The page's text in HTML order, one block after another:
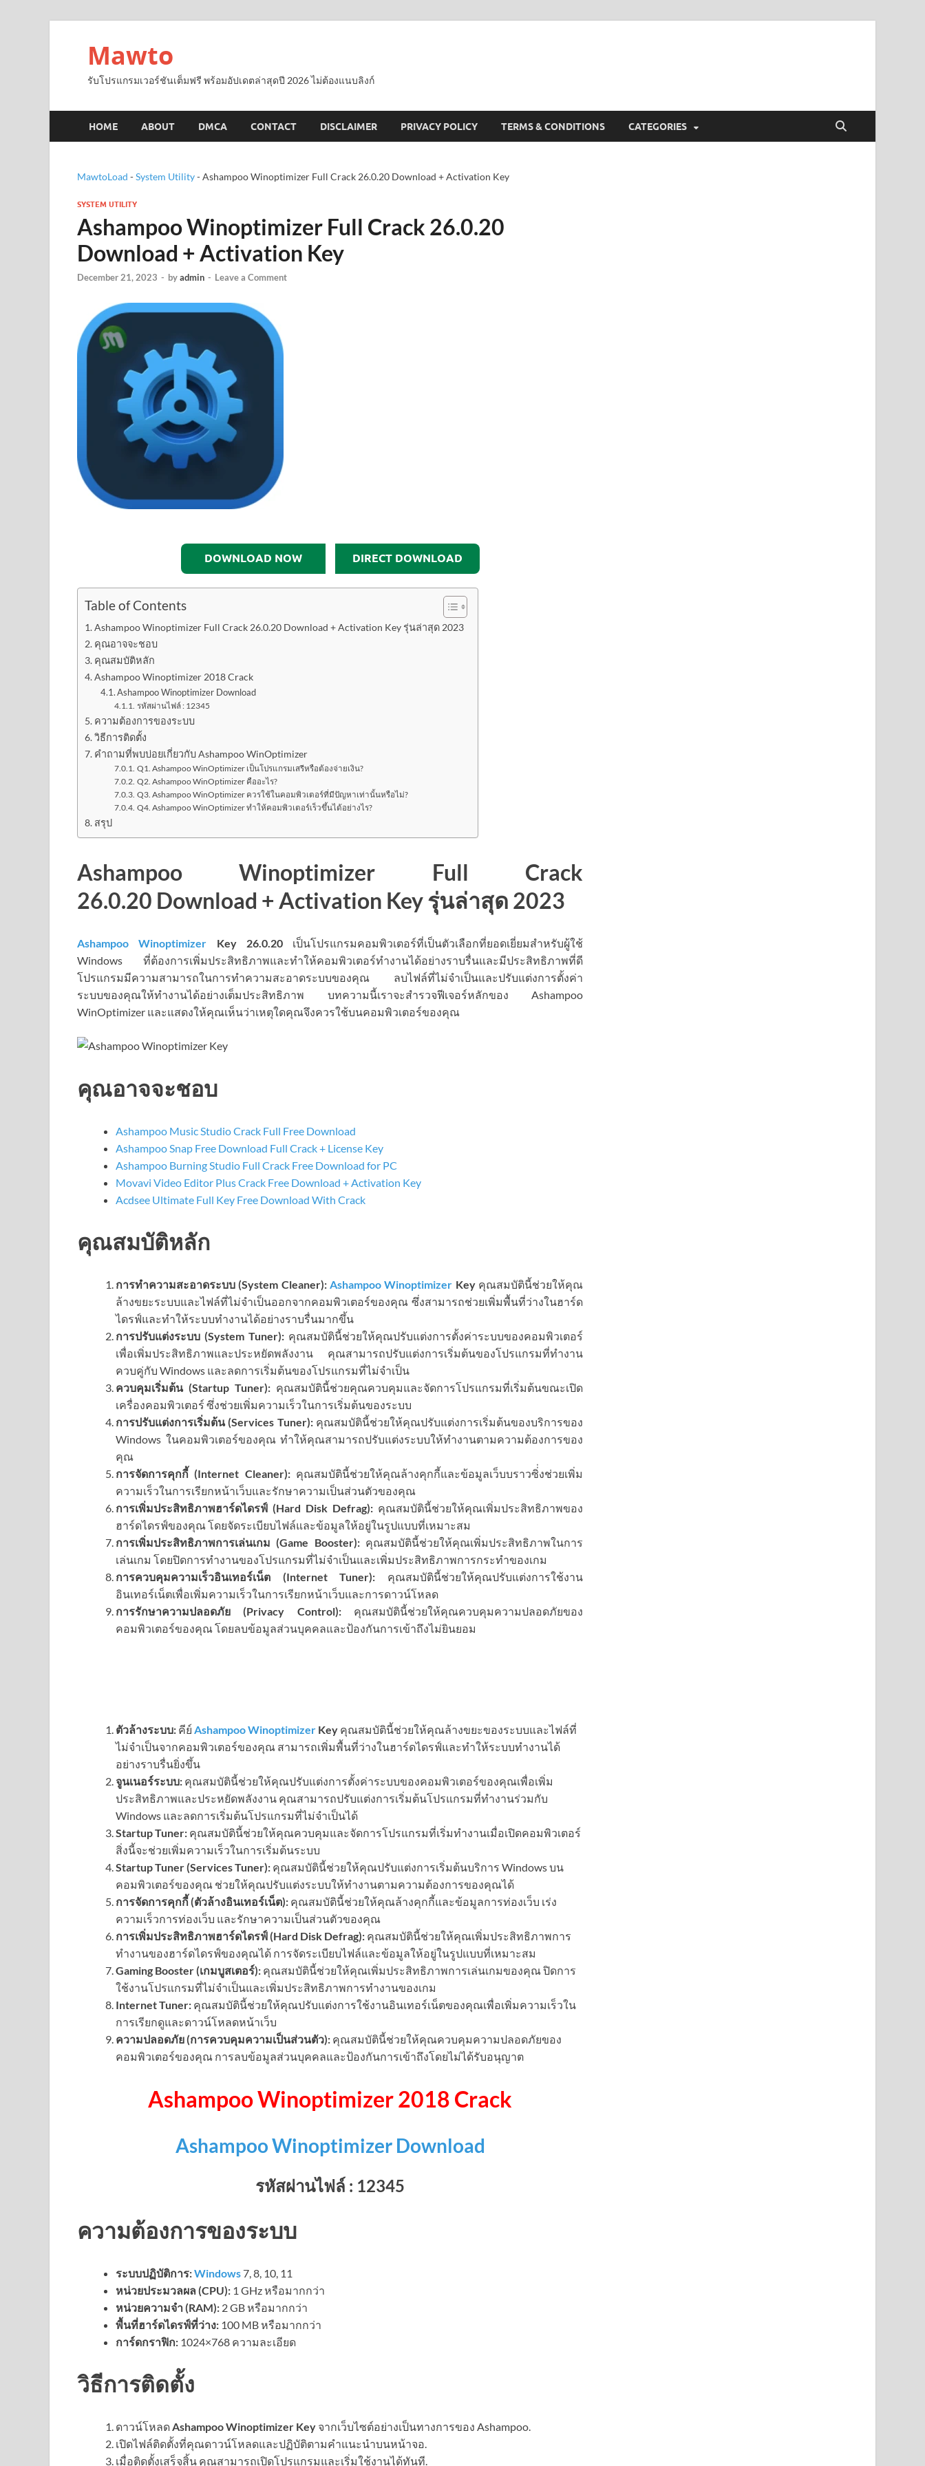
Mawto
รับโปรแกรมเวอร์ชันเต็มฟรี พร้อมอัปเดตล่าสุดปี 2026 ไม่ต้องแนบลิงก์
HOME ABOUT DMCA CONTACT DISCLAIMER PRIVACY POLICY TERMS & CONDITIONS CATEGORIES
MawtoLoad -System Utility-Ashampoo Winoptimizer Full Crack 26.0.20 Download + Activation Key
SYSTEM UTILITY
Ashampoo Winoptimizer Full Crack 26.0.20
Download + Activation Key
December 21, 2023 - byadmin - Leave a Comment
DOWNLOAD NOW DIRECT DOWNLOAD
Table of Contents
Ashampoo Winoptimizer Full Crack 26.0.20 Download + Activation Key รุ่นล่าสุด 2023
คุณอาจจะชอบ
คุณสมบัติหลัก
Ashampoo Winoptimizer 2018 Crack
Ashampoo Winoptimizer Download
รหัสผ่านไฟล์ : 12345
ความต้องการของระบบ
วิธีการติดตั้ง
คำถามที่พบบ่อยเกี่ยวกับ Ashampoo WinOptimizer
Q1. Ashampoo WinOptimizer เป็นโปรแกรมเสรีหรือต้องจ่ายเงิน?
Q2. Ashampoo WinOptimizer คืออะไร?
Q3. Ashampoo WinOptimizer ควรใช้ในคอมพิวเตอร์ที่มีปัญหาเท่านั้นหรือไม่?
Q4. Ashampoo WinOptimizer ทำให้คอมพิวเตอร์เร็วขึ้นได้อย่างไร?
สรุป
Ashampoo Winoptimizer Full Crack
26.0.20 Download + Activation Key รุ่นล่าสุด 2023
Ashampoo Winoptimizer Key 26.0.20เป็นโปรแกรมคอมพิวเตอร์ที่เป็นตัวเลือกที่ยอดเยี่ยมสำหรับผู้ใช้
Windows ที่ต้องการเพิ่มประสิทธิภาพและทำให้คอมพิวเตอร์ทำงานได้อย่างราบรื่นและมีประสิทธิภาพที่ดี
โปรแกรมมีความสามารถในการทำความสะอาดระบบของคุณ ลบไฟล์ที่ไม่จำเป็นและปรับแต่งการตั้งค่า
ระบบของคุณให้ทำงานได้อย่างเต็มประสิทธิภาพ บทความนี้เราจะสำรวจฟีเจอร์หลักของ Ashampoo
WinOptimizer และแสดงให้คุณเห็นว่าเหตุใดคุณจึงควรใช้บนคอมพิวเตอร์ของคุณ
คุณอาจจะชอบ
Ashampoo Music Studio Crack Full Free Download
Ashampoo Snap Free Download Full Crack + License Key
Ashampoo Burning Studio Full Crack Free Download for PC
Movavi Video Editor Plus Crack Free Download + Activation Key
Acdsee Ultimate Full Key Free Download With Crack
คุณสมบัติหลัก
การทำความสะอาดระบบ (System Cleaner): Ashampoo Winoptimizer Keyคุณสมบัตินี้ช่วยให้คุณ
ล้างขยะระบบและไฟล์ที่ไม่จำเป็นออกจากคอมพิวเตอร์ของคุณ ซึ่งสามารถช่วยเพิ่มพื้นที่ว่างในฮาร์ด
ไดรฟ์และทำให้ระบบทำงานได้อย่างราบรื่นมากขึ้น
การปรับแต่งระบบ (System Tuner): คุณสมบัตินี้ช่วยให้คุณปรับแต่งการตั้งค่าระบบของคอมพิวเตอร์
เพื่อเพิ่มประสิทธิภาพและประหยัดพลังงาน คุณสามารถปรับแต่งการเริ่มต้นของโปรแกรมที่ทำงาน
ควบคู่กับ Windows และลดการเริ่มต้นของโปรแกรมที่ไม่จำเป็น
ควบคุมเริ่มต้น (Startup Tuner): คุณสมบัตินี้ช่วยคุณควบคุมและจัดการโปรแกรมที่เริ่มต้นขณะเปิด
เครื่องคอมพิวเตอร์ ซึ่งช่วยเพิ่มความเร็วในการเริ่มต้นของระบบ
การปรับแต่งการเริ่มต้น (Services Tuner):คุณสมบัตินี้ช่วยให้คุณปรับแต่งการเริ่มต้นของบริการของ
Windows ในคอมพิวเตอร์ของคุณ ทำให้คุณสามารถปรับแต่งระบบให้ทำงานตามความต้องการของ
คุณ
การจัดการคุกกี้ (Internet Cleaner):คุณสมบัตินี้ช่วยให้คุณล้างคุกกี้และข้อมูลเว็บบราวซิ่่งช่วยเพิ่ม
ความเร็วในการเรียกหน้าเว็บและรักษาความเป็นส่วนตัวของคุณ
การเพิ่มประสิทธิภาพฮาร์ดไดรฟ์ (Hard Disk Defrag): คุณสมบัตินี้ช่วยให้คุณเพิ่มประสิทธิภาพของ
ฮาร์ดไดรฟ์ของคุณ โดยจัดระเบียบไฟล์และข้อมูลให้อยู่ในรูปแบบที่เหมาะสม
การเพิ่มประสิทธิภาพการเล่นเกม (Game Booster):คุณสมบัตินี้ช่วยให้คุณเพิ่มประสิทธิภาพในการ
เล่นเกม โดยปิดการทำงานของโปรแกรมที่ไม่จำเป็นและเพิ่มประสิทธิภาพการกระทำของเกม
การควบคุมความเร็วอินเทอร์เน็ต (Internet Tuner): คุณสมบัตินี้ช่วยให้คุณปรับแต่งการใช้งาน
อินเทอร์เน็ตเพื่อเพิ่มความเร็วในการเรียกหน้าเว็บและการดาวน์โหลด
การรักษาความปลอดภัย (Privacy Control):คุณสมบัตินี้ช่วยให้คุณควบคุมความปลอดภัยของ
คอมพิวเตอร์ของคุณ โดยลบข้อมูลส่วนบุคคลและป้องกันการเข้าถึงไม่ยินยอม
ตัวล้างระบบ: คีย์ Ashampoo Winoptimizer Key คุณสมบัตินี้ช่วยให้คุณล้างขยะของระบบและไฟล์ที่
ไม่จำเป็นจากคอมพิวเตอร์ของคุณ สามารถเพิ่มพื้นที่ว่างในฮาร์ดไดรฟ์และทำให้ระบบทำงานได้
อย่างราบรื่นยิ่งขึ้น
จูนเนอร์ระบบ: คุณสมบัตินี้ช่วยให้คุณปรับแต่งการตั้งค่าระบบของคอมพิวเตอร์ของคุณเพื่อเพิ่ม
ประสิทธิภาพและประหยัดพลังงาน คุณสามารถปรับแต่งการเริ่มต้นโปรแกรมที่ทำงานร่วมกับ
Windows และลดการเริ่มต้นโปรแกรมที่ไม่จำเป็นได้
Startup Tuner: คุณสมบัตินี้ช่วยให้คุณควบคุมและจัดการโปรแกรมที่เริ่มทำงานเมื่อเปิดคอมพิวเตอร์
สิ่งนี้จะช่วยเพิ่มความเร็วในการเริ่มต้นระบบ
Startup Tuner (Services Tuner): คุณสมบัตินี้ช่วยให้คุณปรับแต่งการเริ่มต้นบริการ Windows บน
คอมพิวเตอร์ของคุณ ช่วยให้คุณปรับแต่งระบบให้ทำงานตามความต้องการของคุณได้
การจัดการคุกกี้ (ตัวล้างอินเทอร์เน็ต): คุณสมบัตินี้ช่วยให้คุณล้างคุกกี้และข้อมูลการท่องเว็บ เร่ง
ความเร็วการท่องเว็บ และรักษาความเป็นส่วนตัวของคุณ
การเพิ่มประสิทธิภาพฮาร์ดไดรฟ์ (Hard Disk Defrag): คุณสมบัตินี้ช่วยให้คุณเพิ่มประสิทธิภาพการ
ทำงานของฮาร์ดไดรฟ์ของคุณได้ การจัดระเบียบไฟล์และข้อมูลให้อยู่ในรูปแบบที่เหมาะสม
Gaming Booster (เกมบูสเตอร์): คุณสมบัตินี้ช่วยให้คุณเพิ่มประสิทธิภาพการเล่นเกมของคุณ ปิดการ
ใช้งานโปรแกรมที่ไม่จำเป็นและเพิ่มประสิทธิภาพการทำงานของเกม
Internet Tuner: คุณสมบัตินี้ช่วยให้คุณปรับแต่งการใช้งานอินเทอร์เน็ตของคุณเพื่อเพิ่มความเร็วใน
การเรียกดูและดาวน์โหลดหน้าเว็บ
ความปลอดภัย (การควบคุมความเป็นส่วนตัว): คุณสมบัตินี้ช่วยให้คุณควบคุมความปลอดภัยของ
คอมพิวเตอร์ของคุณ การลบข้อมูลส่วนบุคคลและป้องกันการเข้าถึงโดยไม่ได้รับอนุญาต
Ashampoo Winoptimizer 2018 Crack
Ashampoo Winoptimizer Download
รหัสผ่านไฟล์ : 12345
ความต้องการของระบบ
ระบบปฏิบัติการ:Windows 7, 8, 10, 11
หน่วยประมวลผล (CPU): 1 GHz หรือมากกว่า
หน่วยความจำ (RAM): 2 GB หรือมากกว่า
พื้นที่ฮาร์ดไดรฟ์ที่ว่าง: 100 MB หรือมากกว่า
การ์ดกราฟิก: 1024×768 ความละเอียด
วิธีการติดตั้ง
ดาวน์โหลดAshampoo Winoptimizer Key จากเว็บไซต์อย่างเป็นทางการของ Ashampoo.
เปิดไฟล์ติดตั้งที่คุณดาวน์โหลดและปฏิบัติตามคำแนะนำบนหน้าจอ.
เมื่อติดตั้งเสร็จสิ้น คุณสามารถเปิดโปรแกรมและเริ่มใช้งานได้ทันที.